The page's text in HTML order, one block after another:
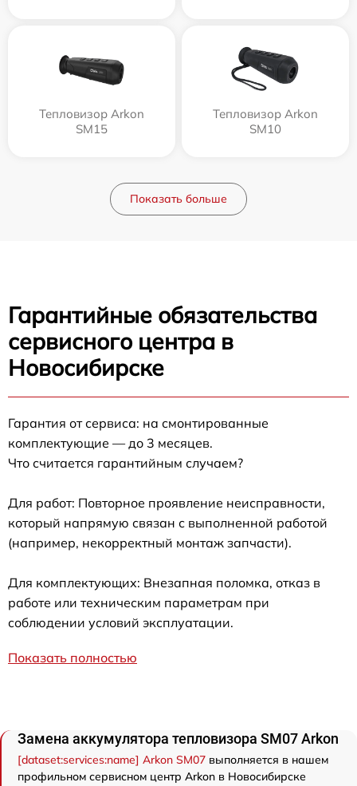
Тепловизор Arkon
SM15
Тепловизор Arkon
SM10
Показать больше
Гарантийные обязательства
сервисного центра в
Новосибирске
Гарантия от сервиса: на смонтированные
комплектующие — до 3 месяцев.
Что считается гарантийным случаем?
Для работ: Повторное проявление неисправности,
который напрямую связан с выполненной работой
(например, некорректный монтаж запчасти).
Для комплектующих: Внезапная поломка, отказ в
работе или техническим параметрам при
соблюдении условий эксплуатации.
Показать полностью
Замена аккумулятора тепловизора SM07 Arkon
[dataset:services:name] Arkon SM07 выполняется в нашем
профильном сервисном центр Arkon в Новосибирске